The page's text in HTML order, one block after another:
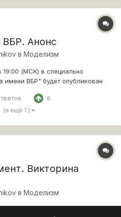
ВБР. Анонс
в Моделизм
19:00 (МСК) в специально
имени ВБР" будет опубликован
небольшую "плюшку". Т.к.
наградить смогу "не только
6
(и ещё 1 )
Викторина
в Моделизм